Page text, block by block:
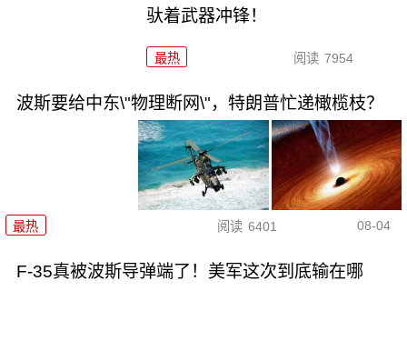
驮着武器冲锋！
最热 阅读 7954
波斯要给中东\"物理断网\"，特朗普忙递橄榄枝？
最热 阅读 6401 08-04
F-35真被波斯导弹端了！美军这次到底输在哪